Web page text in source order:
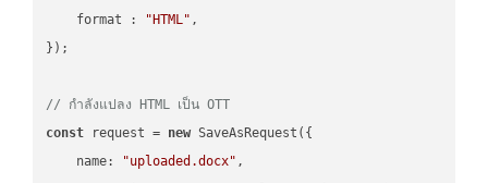
format : "HTML" ,
});
// กำลังแปลง HTML เป็น OTT
const request = new SaveAsRequest({
name: "uploaded.docx" ,